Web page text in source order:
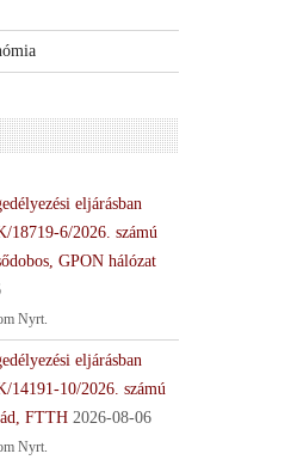
eljárásban
18719-6/2026. számú
GPON hálózat
Nyrt.
eljárásban
14191-10/2026. számú
FTTH 2026-08-06
Nyrt.